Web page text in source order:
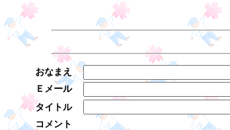
おなまえ
Ｅメール
タイトル
コメント